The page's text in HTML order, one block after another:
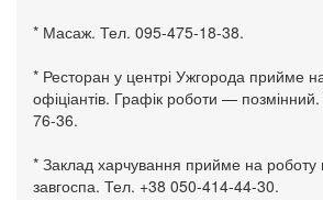
* Масаж. Тел. 095-475-18-38.
* Ресторан у центрі Ужгорода прийме
офіціантів. Графік роботи —
76-36.
* Заклад харчування прийме на роботу
завгоспа. Тел. +38 050-414-44-30.